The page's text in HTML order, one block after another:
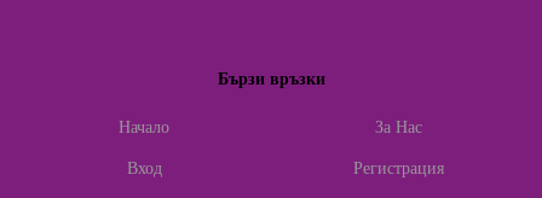
Бързи връзки
Начало За Нас
Вход Регистрация